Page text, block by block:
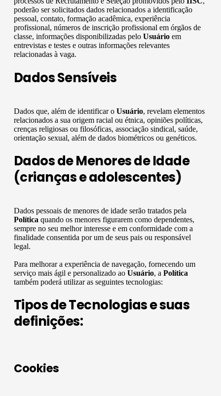
poderão ser solicitados dados relacionados a identificação
pessoal, contato, formação acadêmica, experiência
profissional, números de inscrição profissional em órgãos de
classe, informações disponibilizadas pelo Usuário em
entrevistas e testes e outras informações relevantes
relacionadas à vaga.
Dados Sensíveis
Dados que, além de identificar o Usuário, revelam elementos
relacionados a sua origem racial ou étnica, opiniões políticas,
crenças religiosas ou filosóficas, associação sindical, saúde,
orientação sexual, além de dados biométricos ou genéticos.
Dados de Menores de Idade
(crianças e adolescentes)
Dados pessoais de menores de idade serão tratados pela
Política quando os menores figurarem como dependentes,
sempre no seu melhor interesse e em conformidade com a
finalidade consentida por um de seus pais ou responsável
legal.
Para melhorar a experiência de navegação, fornecendo um
serviço mais ágil e personalizado ao Usuário, a Política
também poderá utilizar as seguintes tecnologias:
Tipos de Tecnologias e suas
definições:
Cookies